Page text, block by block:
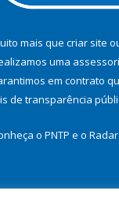
mais que criar site
uma
em contrato
de transparência
o PNTP e o